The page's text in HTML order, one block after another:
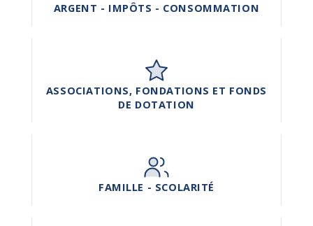
ARGENT - IMPÔTS - CONSOMMATION
ASSOCIATIONS, FONDATIONS ET FONDS
DE DOTATION
FAMILLE - SCOLARITÉ